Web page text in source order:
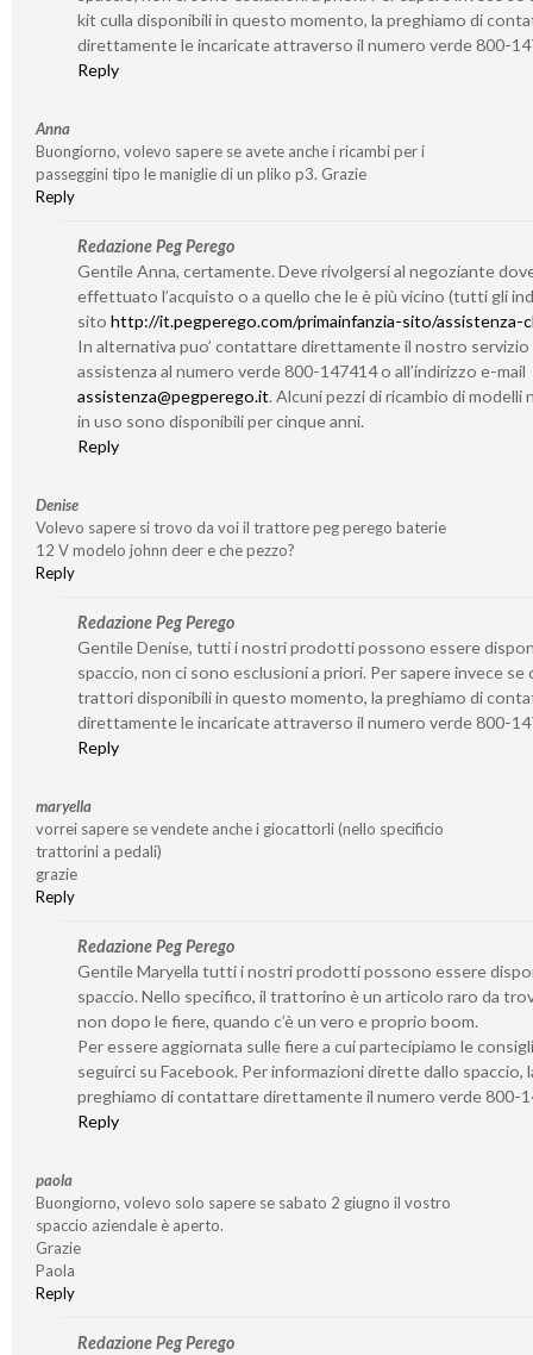
kit culla disponibili in questo momento, la preghiamo di
direttamente le incaricate attraverso il numero verde 800-
Reply
Anna
Buongiorno, volevo sapere se avete anche i ricambi per i
passeggini tipo le maniglie di un pliko p3. Grazie
Reply
Redazione Peg Perego
Gentile Anna, certamente. Deve rivolgersi al negoziante
effettuato l’acquisto o a quello che le è più vicino (tutti gli
sito http://it.pegperego.com/primainfanzia-sito/assistenza-
In alternativa puo’ contattare direttamente il nostro servizio
assistenza al numero verde 800-147414 o all’indirizzo e-mail
assistenza@pegperego.it. Alcuni pezzi di ricambio di modelli
in uso sono disponibili per cinque anni.
Reply
Denise
Volevo sapere si trovo da voi il trattore peg perego baterie
12 V modelo johnn deer e che pezzo?
Reply
Redazione Peg Perego
Gentile Denise, tutti i nostri prodotti possono essere
spaccio, non ci sono esclusioni a priori. Per sapere invece se
trattori disponibili in questo momento, la preghiamo di
direttamente le incaricate attraverso il numero verde 800-
Reply
maryella
vorrei sapere se vendete anche i giocattorli (nello specificio
trattorini a pedali)
grazie
Reply
Redazione Peg Perego
Gentile Maryella tutti i nostri prodotti possono essere
spaccio. Nello specifico, il trattorino è un articolo raro da
non dopo le fiere, quando c’è un vero e proprio boom.
Per essere aggiornata sulle fiere a cui partecipiamo le
seguirci su Facebook. Per informazioni dirette dallo spaccio,
preghiamo di contattare direttamente il numero verde 800-
Reply
paola
Buongiorno, volevo solo sapere se sabato 2 giugno il vostro
spaccio aziendale è aperto.
Grazie
Paola
Reply
Redazione Peg Perego